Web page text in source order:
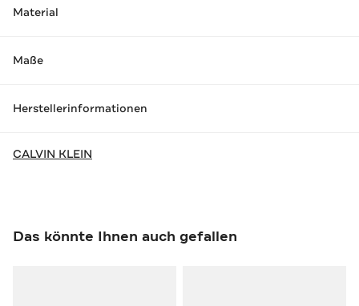
Material
Maße
Herstellerinformationen
CALVIN KLEIN
Das könnte Ihnen auch gefallen